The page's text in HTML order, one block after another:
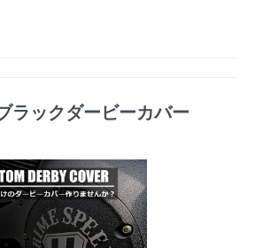
ラックダービーカバー